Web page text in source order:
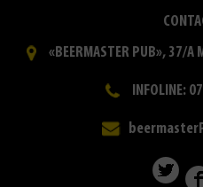
«BEERMASTER PUB», 37/
INFOLINE: